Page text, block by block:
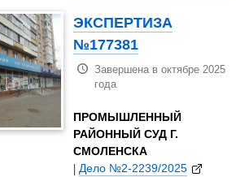
ЭКСПЕРТИЗА
№177381
Завершена в октябре 2025
года
ПРОМЫШЛЕННЫЙ
РАЙОННЫЙ СУД Г.
СМОЛЕНСКА
|Дело №2-2239/2025